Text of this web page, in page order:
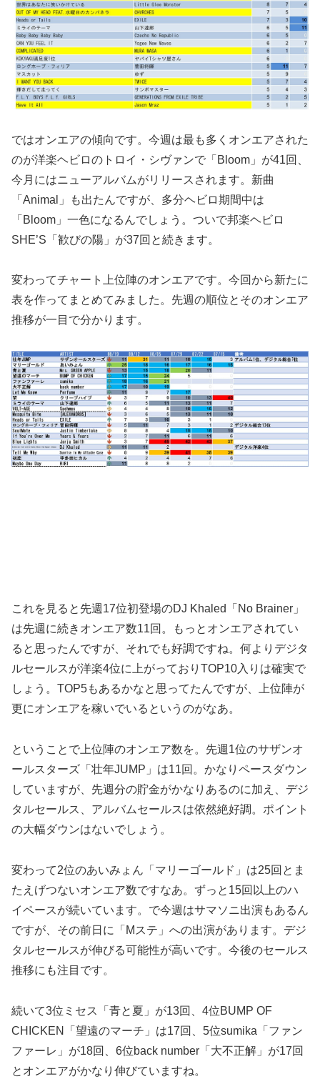
ではオンエアの傾向です。今週は最も多くオンエアされた
のが洋楽ヘビロのトロイ・シヴァンで「Bloom」が41回、
今月にはニューアルバムがリリースされます。新曲
「Animal」も出たんですが、多分ヘビロ期間中は
「Bloom」一色になるんでしょう。ついで邦楽ヘビロ
SHE’S「歓びの陽」が37回と続きます。
変わってチャート上位陣のオンエアです。今回から新たに
表を作ってまとめてみました。先週の順位とそのオンエア
推移が一目で分かります。
これを見ると先週17位初登場のDJ Khaled「No Brainer」
は先週に続きオンエア数11回。もっとオンエアされてい
ると思ったんですが、それでも好調ですね。何よりデジタ
ルセールスが洋楽4位に上がっておりTOP10入りは確実で
しょう。TOP5もあるかなと思ってたんですが、上位陣が
更にオンエアを稼いでいるというのがなあ。
ということで上位陣のオンエア数を。先週1位のサザンオ
ールスターズ「壮年JUMP」は11回。かなりペースダウン
していますが、先週分の貯金がかなりあるのに加え、デジ
タルセールス、アルバムセールスは依然絶好調。ポイント
の大幅ダウンはないでしょう。
変わって2位のあいみょん「マリーゴールド」は25回とま
たえげつないオンエア数ですなあ。ずっと15回以上のハ
イペースが続いています。で今週はサマソニ出演もあるん
ですが、その前日に「Mステ」への出演があります。デジ
タルセールスが伸びる可能性が高いです。今後のセールス
推移にも注目です。
続いて3位ミセス「青と夏」が13回、4位BUMP OF
CHICKEN「望遠のマーチ」は17回、5位sumika「ファン
ファーレ」が18回、6位back number「大不正解」が17回
とオンエアがかなり伸びていますね。